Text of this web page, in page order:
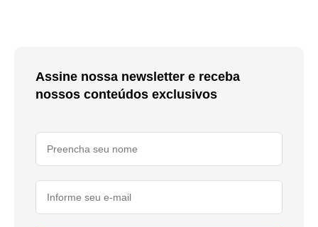
Assine nossa newsletter e receba
nossos conteúdos exclusivos